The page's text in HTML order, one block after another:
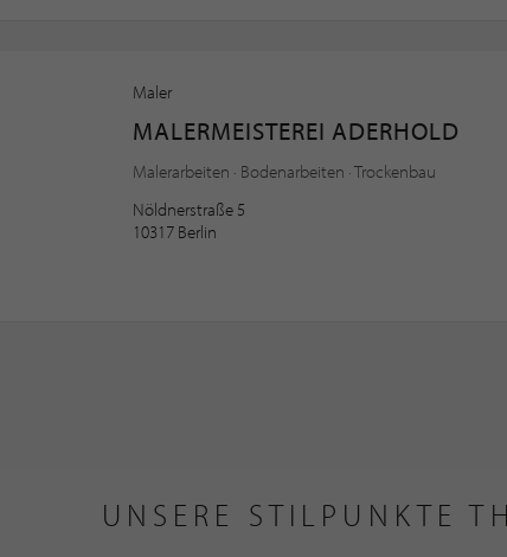
Maler
MALERMEISTEREI ADERHOLD
Malerarbeiten · Bodenarbeiten · Trockenbau
Nöldnerstraße 5
10317 Berlin
UNSERE STILPUNKTE